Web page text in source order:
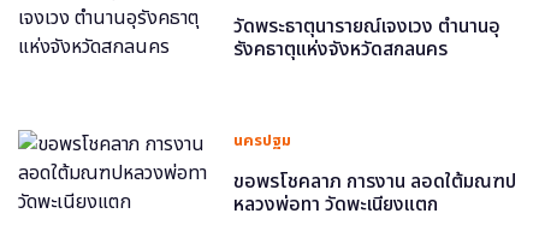
วัดพระธาตุนารายณ์เจงเวง ตำนานอุ
รังคธาตุแห่งจังหวัดสกลนคร
นครปฐม
ขอพรโชคลาภ การงาน ลอดใต้มณฑป
หลวงพ่อทา วัดพะเนียงแตก